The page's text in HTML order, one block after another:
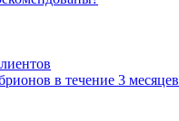
в течение 3 месяцев